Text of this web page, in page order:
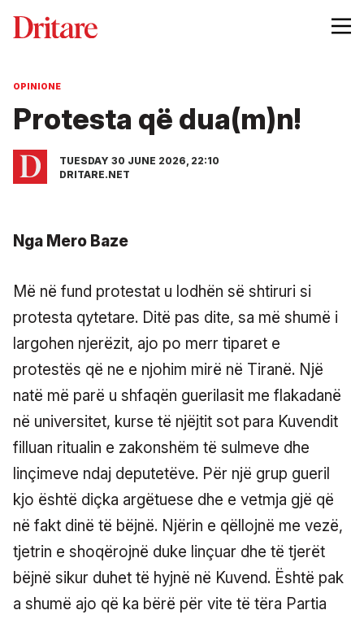
OPINIONE
Protesta që dua(m)n!
TUESDAY 30 JUNE 2026, 22:10
DRITARE.NET
Nga Mero Baze
Më në fund protestat u lodhën së shtiruri si
protesta qytetare. Ditë pas dite, sa më shumë i
largohen njerëzit, ajo po merr tiparet e
protestës që ne e njohim mirë në Tiranë. Një
natë më parë u shfaqën guerilasit me flakadanë
në universitet, kurse të njëjtit sot para Kuvendit
filluan ritualin e zakonshëm të sulmeve dhe
linçimeve ndaj deputetëve. Për një grup gueril
kjo është diçka argëtuese dhe e vetmja gjë që
në fakt dinë të bëjnë. Njërin e qëllojnë me vezë,
tjetrin e shoqërojnë duke linçuar dhe të tjerët
bëjnë sikur duhet të hyjnë në Kuvend. Është pak
a shumë ajo që ka bërë për vite të tëra Partia